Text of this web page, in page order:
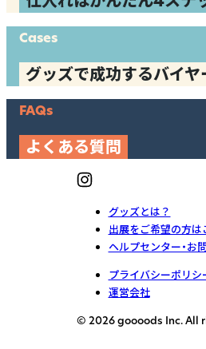
Cases
グッズで成功するバイヤ
FAQs
よくある質問
グッズとは？
出展をご希望の方は
ヘルプセンター・お
プライバシーポリシ
運営会社
© 2026 goooods Inc. All